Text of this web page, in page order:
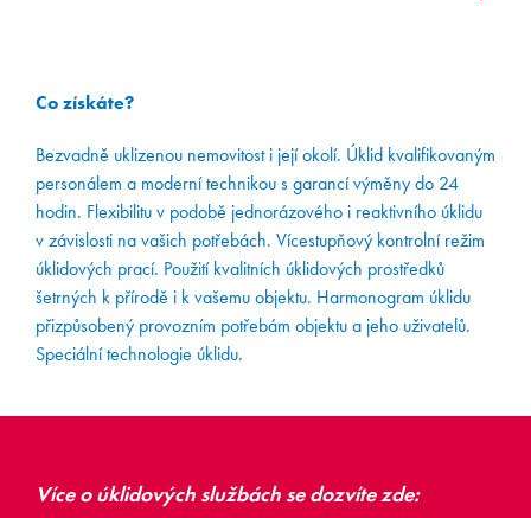
Co získáte?
Bezvadně uklizenou nemovitost i její okolí. Úklid kvalifikovaným
personálem a moderní technikou s garancí výměny do 24
hodin. Flexibilitu v podobě jednorázového i reaktivního úklidu
v závislosti na vašich potřebách. Vícestupňový kontrolní režim
úklidových prací. Použití kvalitních úklidových prostředků
šetrných k přírodě i k vašemu objektu. Harmonogram úklidu
přizpůsobený provozním potřebám objektu a jeho uživatelů.
Speciální technologie úklidu.
Více o úklidových službách se dozvíte zde: